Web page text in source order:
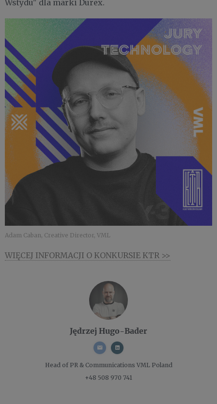
Wstydu" dla marki Durex.
Adam Caban, Creative Director, VML
WIĘCEJ INFORMACJI O KONKURSIE KTR >>
Jędrzej Hugo-Bader
Head of PR & Communications VML Poland
+48 508 970 741